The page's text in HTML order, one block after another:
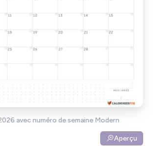
avec numéro de semaine Modern
Aperçu